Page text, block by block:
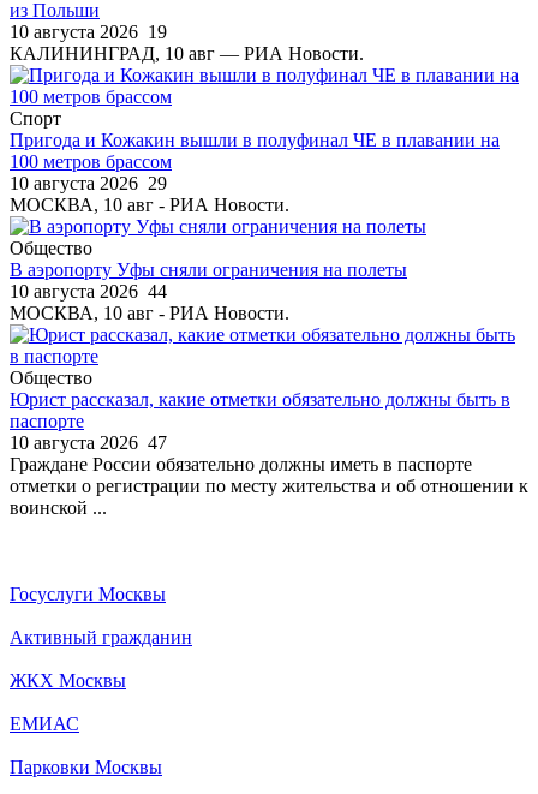
из Польши
10 августа 2026 19
КАЛИНИНГРАД, 10 авг — РИА Новости.
Спорт
Пригода и Кожакин вышли в полуфинал ЧЕ в плавании на
100 метров брассом
10 августа 2026 29
МОСКВА, 10 авг - РИА Новости.
Общество
В аэропорту Уфы сняли ограничения на полеты
10 августа 2026 44
МОСКВА, 10 авг - РИА Новости.
Общество
Юрист рассказал, какие отметки обязательно должны быть в
паспорте
10 августа 2026 47
Граждане России обязательно должны иметь в паспорте
отметки о регистрации по месту жительства и об отношении к
воинской ...
Госуслуги Москвы
Активный гражданин
ЖКХ Москвы
ЕМИАС
Парковки Москвы